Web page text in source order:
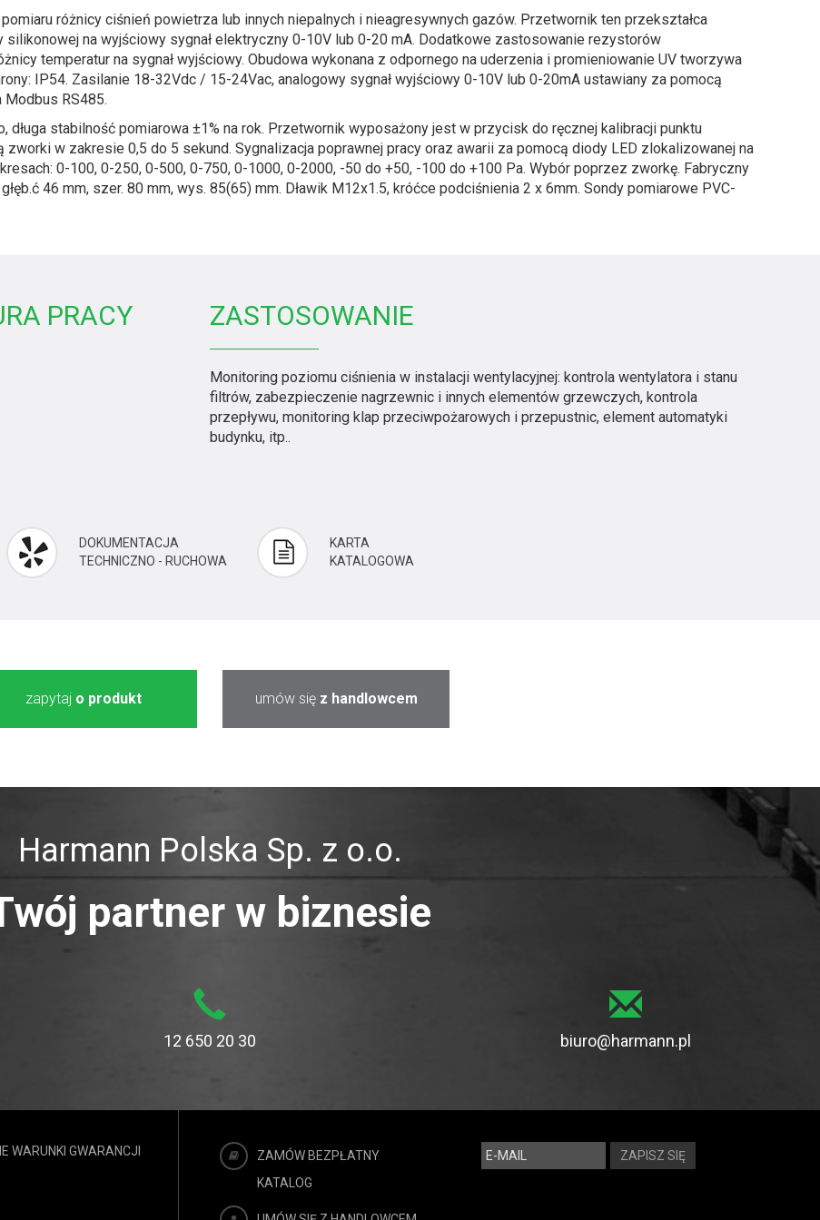
różnicy ciśnień powietrza lub innych niepalnych i nieagresywnych gazów. Przetwornik ten przekształca
silikonowej na wyjściowy sygnał elektryczny 0-10V lub 0-20 mA. Dodatkowe zastosowanie rezystorów
temperatur na sygnał wyjściowy. Obudowa wykonana z odpornego na uderzenia i promieniowanie UV tworzywa
IP54. Zasilanie 18-32Vdc / 15-24Vac, analogowy sygnał wyjściowy 0-10V lub 0-20mA ustawiany za pomocą
Modbus RS485.
długa stabilność pomiarowa ±1% na rok. Przetwornik wyposażony jest w przycisk do ręcznej kalibracji punktu
zworki w zakresie 0,5 do 5 sekund. Sygnalizacja poprawnej pracy oraz awarii za pomocą diody LED zlokalizowanej na
0-100, 0-250, 0-500, 0-750, 0-1000, 0-2000, -50 do +50, -100 do +100 Pa. Wybór poprzez zworkę. Fabryczny
46 mm, szer. 80 mm, wys. 85(65) mm. Dławik M12x1.5, króćce podciśnienia 2 x 6mm. Sondy pomiarowe PVC-
PRACY ZASTOSOWANIE
Monitoring poziomu ciśnienia w instalacji wentylacyjnej: kontrola wentylatora i stanu
filtrów, zabezpieczenie nagrzewnic i innych elementów grzewczych, kontrola
przepływu, monitoring klap przeciwpożarowych i przepustnic, element automatyki
budynku, itp..
DOKUMENTACJA
TECHNICZNO - RUCHOWA
KARTA
KATALOGOWA
zapytaj o produkt umów się z handlowcem
Harmann Polska Sp. z o.o.
partner w biznesie
12 650 20 30 biuro@harmann.pl
WARUNKI GWARANCJI
ZAMÓW BEZPŁATNY
KATALOG